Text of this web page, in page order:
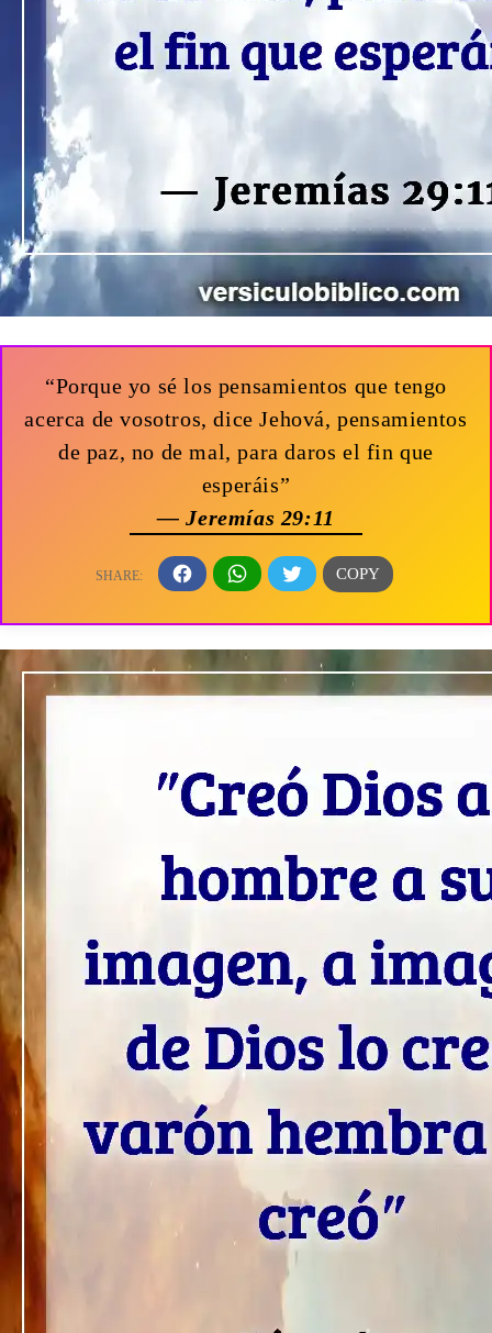
“Porque yo sé los pensamientos que tengo
acerca de vosotros, dice Jehová, pensamientos
de paz, no de mal, para daros el fin que
esperáis”
— Jeremías 29:11